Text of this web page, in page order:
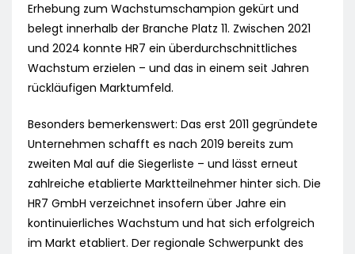
Erhebung zum Wachstumschampion gekürt und
belegt innerhalb der Branche Platz 11. Zwischen 2021
und 2024 konnte HR7 ein überdurchschnittliches
Wachstum erzielen – und das in einem seit Jahren
rückläufigen Marktumfeld.
Besonders bemerkenswert: Das erst 2011 gegründete
Unternehmen schafft es nach 2019 bereits zum
zweiten Mal auf die Siegerliste – und lässt erneut
zahlreiche etablierte Marktteilnehmer hinter sich. Die
HR7 GmbH verzeichnet insofern über Jahre ein
kontinuierliches Wachstum und hat sich erfolgreich
im Markt etabliert. Der regionale Schwerpunkt des